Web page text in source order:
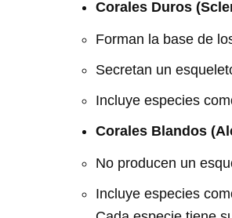
Corales Duros
Forman la base de
Secretan un
Incluye especies
Corales Blandos
No producen un
Incluye especies